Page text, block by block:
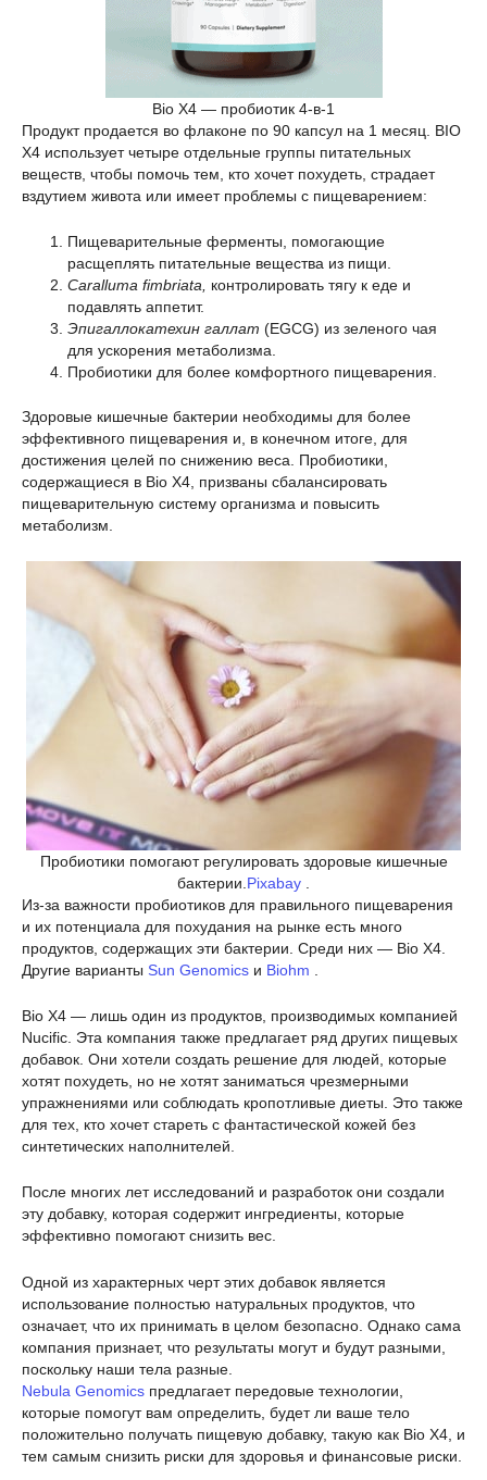
Bio X4 — пробиотик 4-в-1
Продукт продается во флаконе по 90 капсул на 1 месяц. BIO
X4 использует четыре отдельные группы питательных
веществ, чтобы помочь тем, кто хочет похудеть, страдает
вздутием живота или имеет проблемы с пищеварением:
Пищеварительные ферменты, помогающие
расщеплять питательные вещества из пищи.
Caralluma fimbriata,
контролировать тягу к еде и
подавлять аппетит.
Эпигаллокатехин галлат (EGCG) из зеленого чая
для ускорения метаболизма.
Пробиотики для более комфортного пищеварения.
Здоровые кишечные бактерии необходимы для более
эффективного пищеварения и, в конечном итоге, для
достижения целей по снижению веса. Пробиотики,
содержащиеся в Bio X4, призваны сбалансировать
пищеварительную систему организма и повысить
метаболизм.
Пробиотики помогают регулировать здоровые кишечные
бактерии. Pixabay
Из-за важности пробиотиков для правильного пищеварения
и их потенциала для похудания на рынке есть много
продуктов, содержащих эти бактерии. Среди них — Bio X4.
Другие варианты Sun Genomics и Biohm
Bio X4 — лишь один из продуктов, производимых компанией
Nucific. Эта компания также предлагает ряд других пищевых
добавок. Они хотели создать решение для людей, которые
хотят похудеть, но не хотят заниматься чрезмерными
упражнениями или соблюдать кропотливые диеты. Это также
для тех, кто хочет стареть с фантастической кожей без
синтетических наполнителей.
После многих лет исследований и разработок они создали
эту добавку, которая содержит ингредиенты, которые
эффективно помогают снизить вес.
Одной из характерных черт этих добавок является
использование полностью натуральных продуктов, что
означает, что их принимать в целом безопасно. Однако сама
компания признает, что результаты могут и будут разными,
поскольку наши тела разные.
Nebula Genomics предлагает передовые технологии,
которые помогут вам определить, будет ли ваше тело
положительно получать пищевую добавку, такую как Bio X4, и
тем самым снизить риски для здоровья и финансовые риски.